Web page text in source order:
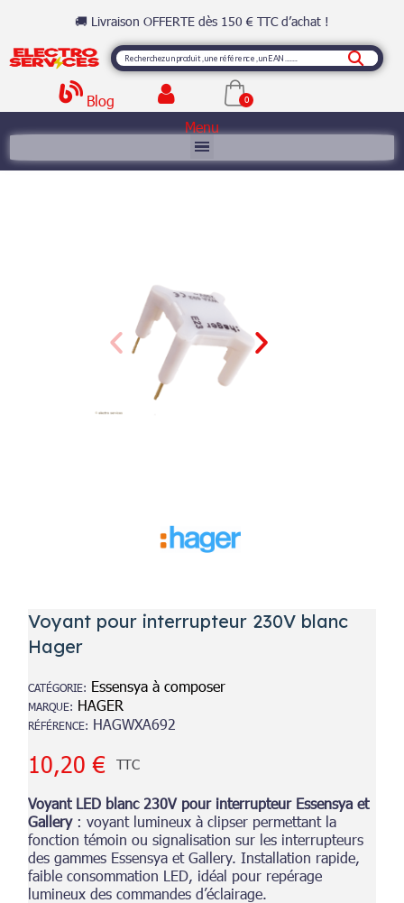
🚚 Livraison OFFERTE dès 150 € TTC d’achat !
Blog
Menu
Voyant pour interrupteur 230V blanc
Hager
CATÉGORIE Essensya à composer
MARQUE HAGER
RÉFÉRENCE HAGWXA692
10,20 € TTC
Voyant LED blanc 230V pour interrupteur Essensya et
Gallery: voyant lumineux à clipser permettant la
fonction témoin ou signalisation sur les interrupteurs
des gammes Essensya et Gallery. Installation rapide,
faible consommation LED, idéal pour repérage
lumineux des commandes d’éclairage.